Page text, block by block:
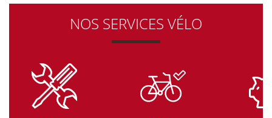
NOS SERVICES VÉLO